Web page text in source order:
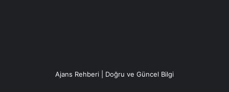
Ajans Rehberi | Doğru ve Güncel Bilgi